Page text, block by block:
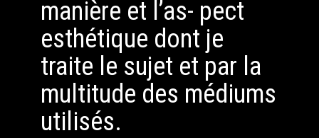
manière et l’as- pect
esthétique dont je
traite le sujet et par la
multitude des médiums
utilisés.